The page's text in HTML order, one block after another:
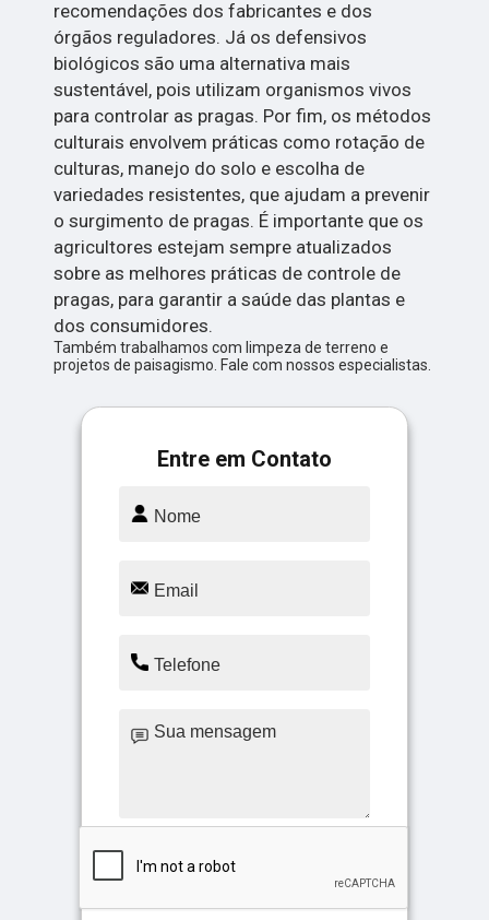
recomendações dos fabricantes e dos
órgãos reguladores. Já os defensivos
biológicos são uma alternativa mais
sustentável, pois utilizam organismos vivos
para controlar as pragas. Por fim, os métodos
culturais envolvem práticas como rotação de
culturas, manejo do solo e escolha de
variedades resistentes, que ajudam a prevenir
o surgimento de pragas. É importante que os
agricultores estejam sempre atualizados
sobre as melhores práticas de controle de
pragas, para garantir a saúde das plantas e
dos consumidores.
Também trabalhamos com limpeza de terreno e
projetos de paisagismo. Fale com nossos especialistas.
Entre em Contato